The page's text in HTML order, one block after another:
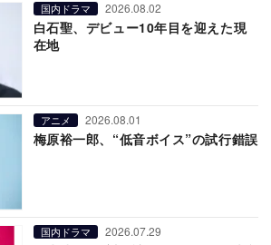
国内ドラマ 2026.08.02
白石聖、デビュー10年目を迎えた現
在地
アニメ 2026.08.01
梅原裕一郎、“低音ボイス”の試行錯誤
国内ドラマ 2026.07.29